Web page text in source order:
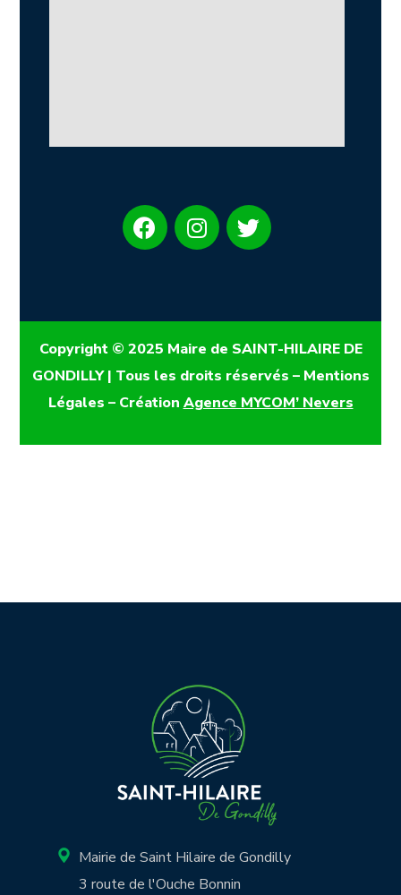
Copyright © 2025 Maire de SAINT-HILAIRE DE
GONDILLY | Tous les droits réservés – Mentions
Légales – Création Agence MYCOM’ Nevers
Mairie de Saint Hilaire de Gondilly
3 route de l'Ouche Bonnin